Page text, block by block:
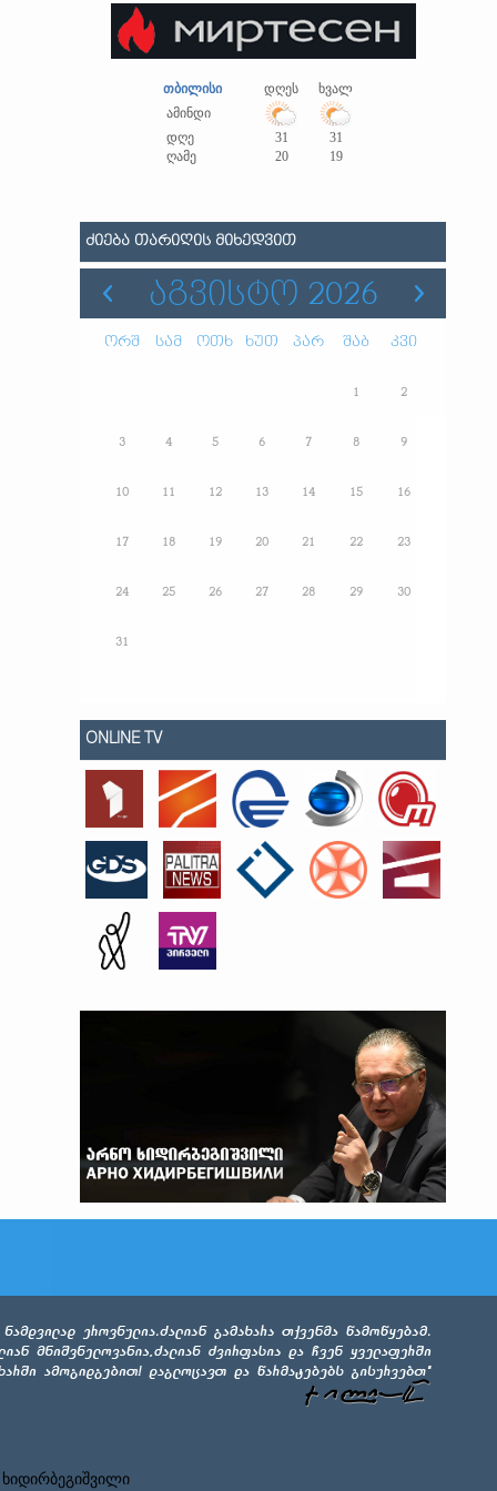
თბილისი დღეს
ხვალ
ამინდი
დღე
31
31
ღამე
20 19
ᲫᲘᲔᲑᲐ ᲗᲐᲠᲘᲦᲘᲡ ᲛᲘᲮᲔᲓᲕᲘᲗ
ᲐᲒᲕᲘᲡᲢᲝ 2026
ორშ სამ ოთხ ხუთ პარ შაბ კვი
1 2
3 4 5 6 7 8 9
10 11 12 13 14 15 16
17 18 19 20 21 22 23
24 25 26 27 28 29 30
31
ONLINE TV